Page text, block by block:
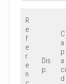
R
e
f
e
r
e
n
Dis
p.
C
a
p
a
ci
d